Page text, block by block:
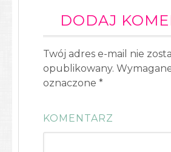
DODAJ
Twój adres e-mail nie
opublikowany.
oznaczone*
KOMENTARZ